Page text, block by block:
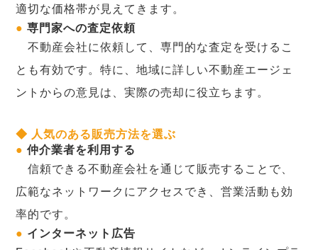
適切な価格帯が見えてきます。
● 専門家への査定依頼
不動産会社に依頼して、専門的な査定を受けるこ
とも有効です。特に、地域に詳しい不動産エージェ
ントからの意見は、実際の売却に役立ちます。
◆ 人気のある販売方法を選ぶ
● 仲介業者を利用する
信頼できる不動産会社を通じて販売することで、
広範なネットワークにアクセスでき、営業活動も効
率的です。
● インターネット広告